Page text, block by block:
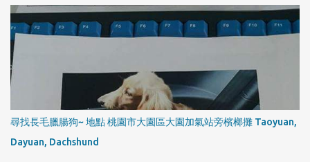
尋找長毛臘腸狗~ 地點 桃園市大園區大園加氣站旁檳榔攤 Taoyuan,
Dayuan, Dachshund